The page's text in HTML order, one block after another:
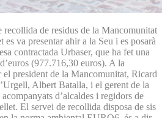
de residus de la Mancomunitat
es va presentar ahir a la Seu i es posarà
contractada Urbaser, que ha fet una
(977.716,30 euros). A la
president de la Mancomunitat, Ricard
Albert Batalla, i el gerent de la
d’alcaldes i regidors de
El servei de recollida disposa de sis